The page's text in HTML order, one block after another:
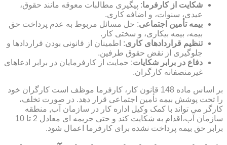
شکایت از کارفرما: پیگیری مطالبات معوقه مانند حقوق،
عیدی، سنوات، و اضافه کاری.
بیمه تأمین اجتماعی: حل مسائل مربوط به عدم پرداخت حق
بیمه، بیمه بیکاری، و سختی کار.
تنظیم قراردادهای کاری: اطمینان از قانونی بودن قراردادها و
جلوگیری از نقض حقوق طرفین.
دفاع در برابر شکایات: حمایت از کارفرمایان در برابر ادعاهای
غیرمنصفانه کارگران.
بر اساس ماده 148 قانون کار، کارفرما موظف است کارگران خود
را تحت پوشش بیمه تأمین اجتماعی قرار دهد. در صورت تخلف،
کارگر می تواند با کمک وکیل اداره کار در سازمان آب, منطقه
سازمان آب،اقدام به شکایت کند و حتی جریمه ای معادل 2 تا 10
برابر حق بیمه پرداخت نشده برای کارفرما اعمال شود.